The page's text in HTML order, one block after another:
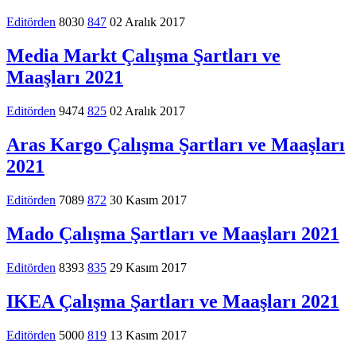
Editörden 8030 847 02 Aralık 2017
Media Markt Çalışma Şartları ve
Maaşları 2021
Editörden 9474 825 02 Aralık 2017
Aras Kargo Çalışma Şartları ve Maaşları
2021
Editörden 7089 872 30 Kasım 2017
Mado Çalışma Şartları ve Maaşları 2021
Editörden 8393 835 29 Kasım 2017
IKEA Çalışma Şartları ve Maaşları 2021
Editörden 5000 819 13 Kasım 2017